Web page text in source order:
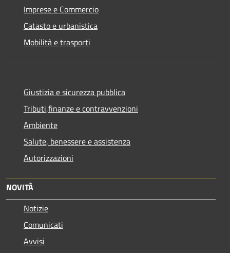
Imprese e Commercio
Catasto e urbanistica
Mobilità e trasporti
Giustizia e sicurezza pubblica
Tributi,finanze e contravvenzioni
Ambiente
Salute, benessere e assistenza
Autorizzazioni
NOVITÀ
Notizie
Comunicati
Avvisi